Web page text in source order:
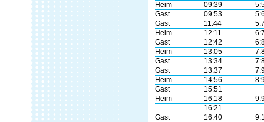
Heim
09:39
Gast
09:53
Gast
11:44
Heim
12:11
Gast
12:42
Heim
13:05
Gast
13:34
Gast
13:37
Heim
14:56
Gast
15:51
Heim
16:18
16:21
Gast
16:40